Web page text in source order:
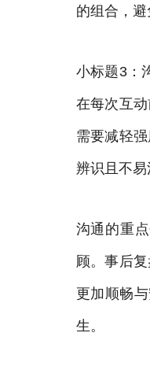
的组合，避
小标题3：
在每次互
需要减轻
辨识且不易
沟通的重
顾。事后
更加顺畅
生。